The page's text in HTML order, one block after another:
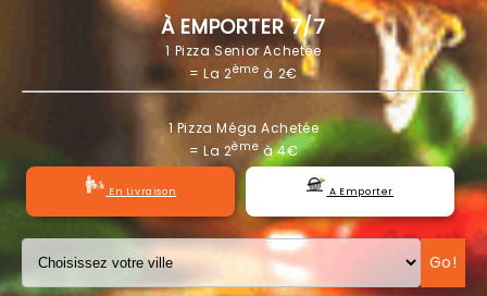
VOTRE COMPTE
NOTRE RESTAURANT
VOS AVIS
MENTIONS LÉGALES
À EMPORTER 7/7
1 Pizza Senior Achetée
= La 2ème à 2€
1 Pizza Méga Achetée
= La 2èmeà 4€
En Livraison A Emporter
Go!